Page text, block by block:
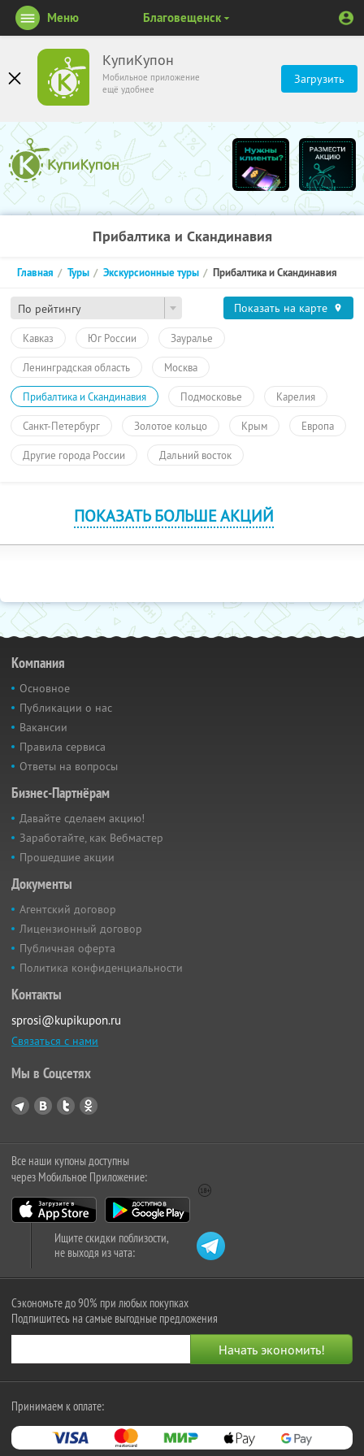
КупиКупон
Мобильное приложение
ещё удобнее
Загрузить
Меню Благовещенск
Прибалтика и Скандинавия
По рейтингу
Главная Туры Экскурсионные туры Прибалтика и Скандинавия
Показать на карте
Кавказ Юг России Зауралье
Ленинградская область Москва
Прибалтика и Скандинавия Подмосковье Карелия
Санкт-Петербург Золотое кольцо Крым Европа
Другие города России Дальний восток
ПОКАЗАТЬ БОЛЬШЕ АКЦИЙ
Компания
Основное
Публикации о нас
Вакансии
Правила сервиса
Ответы на вопросы
Бизнес-Партнёрам
Давайте сделаем акцию!
Заработайте, как Вебмастер
Прошедшие акции
Документы
Агентский договор
Лицензионный договор
Публичная оферта
Политика конфиденциальности
Контакты
sprosi@kupikupon.ru
Связаться с нами
Мы в Соцсетях
Все наши купоны доступны
через Мобильное Приложение:
Ищите скидки поблизости,
не выходя из чата:
Сэкономьте до 90% при любых покупках
Подпишитесь на самые выгодные предложения
Принимаем к оплате: